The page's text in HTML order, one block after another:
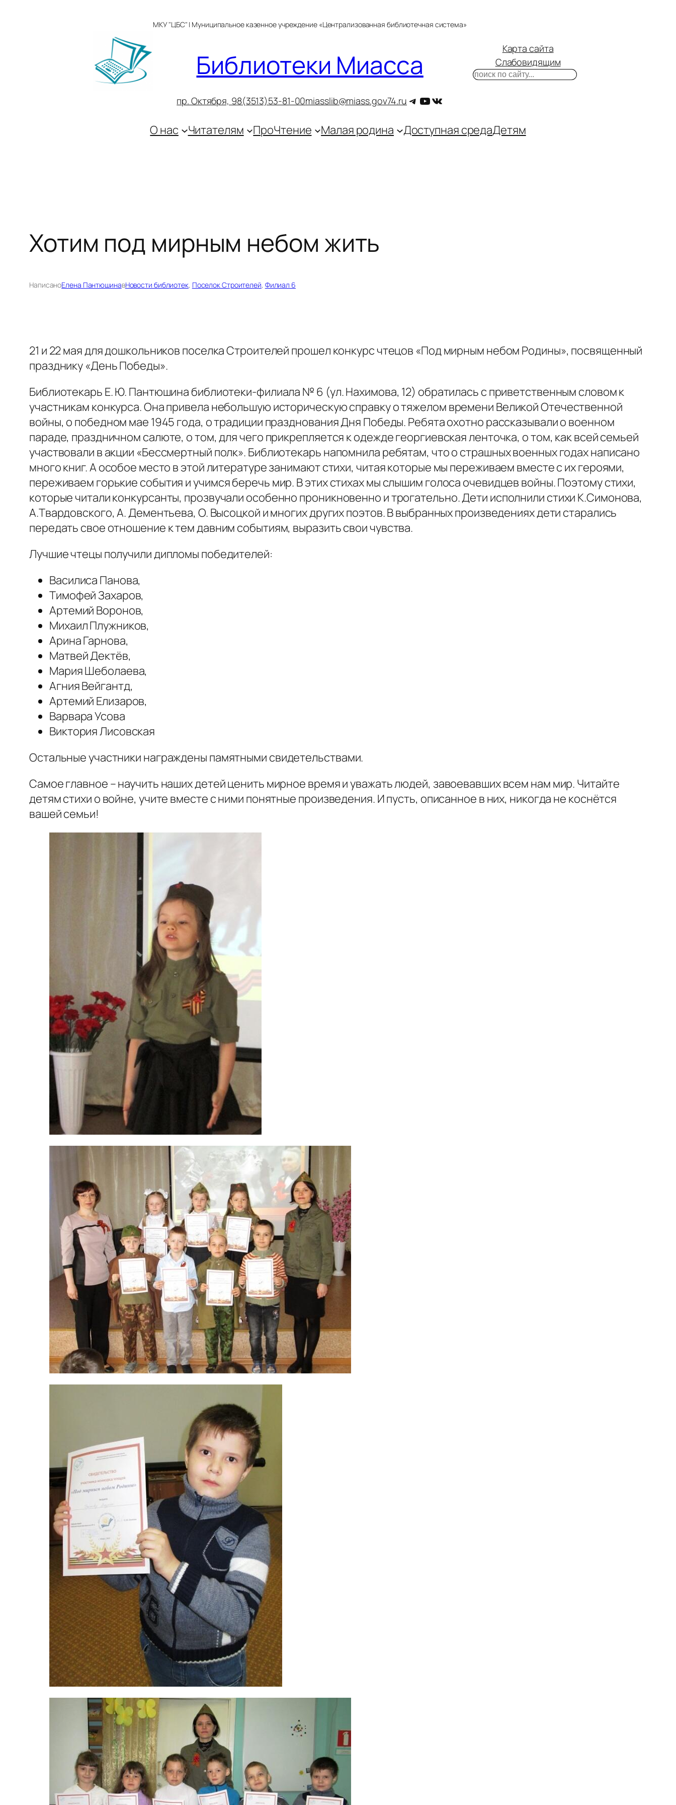
МКУ "ЦБС" | Муниципальное казенное учреждение «Централизованная библиотечная система»
Библиотеки Миасса
пр. Октября, 98(3513)53-81-00miasslib@miass.gov74.ru Telegram
YouTube
ВКонтакте
Карта сайта
Слабовидящим
Поиск
О нас Читателям ПроЧтение Малая родина Доступная средаДетям
Хотим под мирным небом жить
НаписаноЕлена ПантюшинавНовости библиотек, Поселок Строителей, Филиал 6
21 и 22 мая для дошкольников поселка Строителей прошел конкурс чтецов «Под мирным небом Родины», посвященный
празднику «День Победы».
Библиотекарь Е. Ю. Пантюшина библиотеки-филиала № 6 (ул. Нахимова, 12) обратилась с приветственным словом к
участникам конкурса. Она привела небольшую историческую справку о тяжелом времени Великой Отечественной
войны, о победном мае 1945 года, о традиции празднования Дня Победы. Ребята охотно рассказывали о военном
параде, праздничном салюте, о том, для чего прикрепляется к одежде георгиевская ленточка, о том, как всей семьей
участвовали в акции «Бессмертный полк». Библиотекарь напомнила ребятам, что о страшных военных годах написано
много книг. А особое место в этой литературе занимают стихи, читая которые мы переживаем вместе с их героями,
переживаем горькие события и учимся беречь мир. В этих стихах мы слышим голоса очевидцев войны. Поэтому стихи,
которые читали конкурсанты, прозвучали особенно проникновенно и трогательно. Дети исполнили стихи К.Симонова,
А.Твардовского, А. Дементьева, О. Высоцкой и многих других поэтов. В выбранных произведениях дети старались
передать свое отношение к тем давним событиям, выразить свои чувства.
Лучшие чтецы получили дипломы победителей:
Василиса Панова,
Тимофей Захаров,
Артемий Воронов,
Михаил Плужников,
Арина Гарнова,
Матвей Дектёв,
Мария Шеболаева,
Агния Вейгантд,
Артемий Елизаров,
Варвара Усова
Виктория Лисовская
Остальные участники награждены памятными свидетельствами.
Самое главное – научить наших детей ценить мирное время и уважать людей, завоевавших всем нам мир. Читайте
детям стихи о войне, учите вместе с ними понятные произведения. И пусть, описанное в них, никогда не коснётся
вашей семьи!